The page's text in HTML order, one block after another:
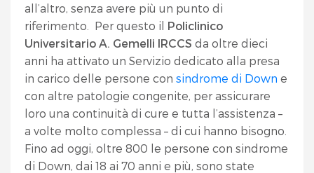
all’altro, senza avere più un punto di
riferimento. Per questo il Policlinico
Universitario A. Gemelli IRCCS da oltre dieci
anni ha attivato un Servizio dedicato alla presa
in carico delle persone con sindrome di Down e
con altre patologie congenite, per assicurare
loro una continuità di cure e tutta l’assistenza –
a volte molto complessa – di cui hanno bisogno.
Fino ad oggi, oltre 800 le persone con sindrome
di Down, dai 18 ai 70 anni e più, sono state